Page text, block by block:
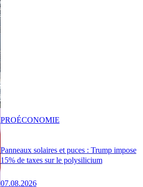
Panneaux solaires et puces : Trump impose
15% de taxes sur le polysilicium
07.08.2026
PROÉCONOMIE